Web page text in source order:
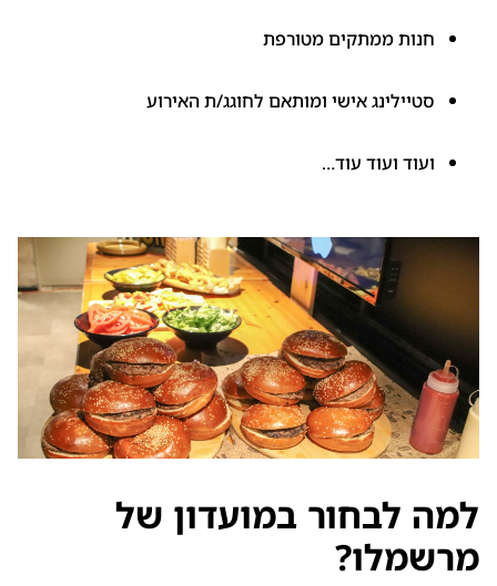
חנות ממתקים מטורפת
סטיילינג אישי ומותאם לחוגג/ת האירוע
ועוד ועוד עוד…
למה לבחור במועדון של
מרשמלו?